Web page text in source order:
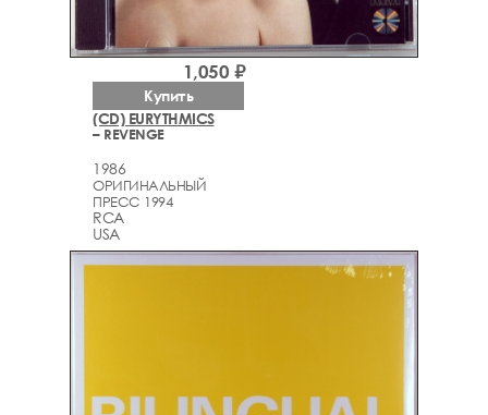
(CD) EURYTHMICS
– REVENGE
1986
ОРИГИНАЛЬНЫЙ
ПРЕСС 1994
RCA
USA
1,050 ₽
Купить